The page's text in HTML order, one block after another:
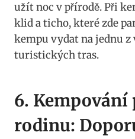
užít noc v přírodě. Při
klid a ticho, které zde
kempu vydat na jednu
turistických tras.
6. Kempování
rodinu: